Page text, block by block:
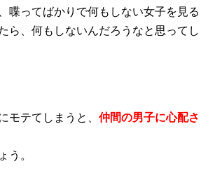
喋ってばかりで何もしない女子を見る
ら、何もしないんだろうなと思ってし
モテてしまうと、 仲間の男子に心配さ
う。